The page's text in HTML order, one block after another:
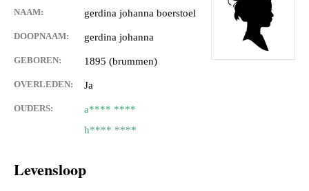
NAAM: gerdina johanna boerstoel
DOOPNAAM: gerdina johanna
GEBOREN: 1895 (brummen)
OVERLEDEN: Ja
OUDERS:
a**** ****
h**** ****
Levensloop